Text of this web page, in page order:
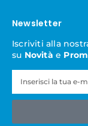
Newsletter
Iscriviti alla
su Novità e